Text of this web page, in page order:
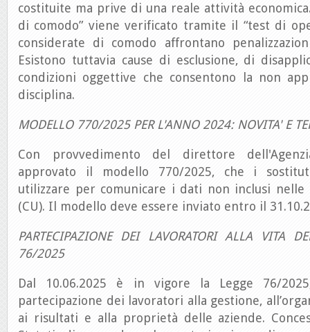
costituite ma prive di una reale attività
di comodo” viene verificato tramite il “test di
considerate di comodo affrontano
Esistono tuttavia cause di esclusione, di
condizioni oggettive che consentono la non
disciplina.
MODELLO 770/2025 PER L'ANNO 2024: NOVITA' E
Con provvedimento del direttore
approvato il modello 770/2025, che i
utilizzare per comunicare i dati non inclusi nelle
(CU). Il modello deve essere inviato entro il
PARTECIPAZIONE DEI LAVORATORI ALLA VITA
76/2025
Dal 10.06.2025 è in vigore la Legge 76/
partecipazione dei lavoratori alla gestione,
ai risultati e alla proprietà delle aziende.